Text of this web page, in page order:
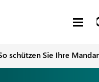
schützen Sie Ihre